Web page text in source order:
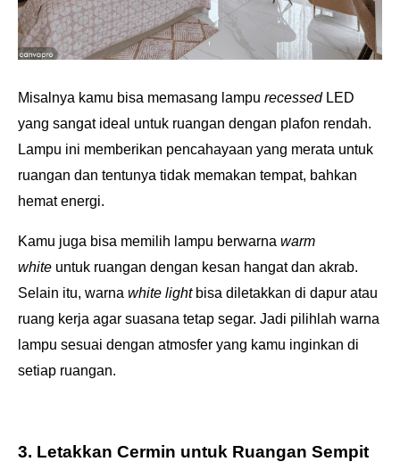
Misalnya kamu bisa memasang lampu recessedLED
yang sangat ideal untuk ruangan dengan plafon rendah.
Lampu ini memberikan pencahayaan yang merata untuk
ruangan dan tentunya tidak memakan tempat, bahkan
hemat energi.
Kamu juga bisa memilih lampu berwarna warm
white untuk ruangan dengan kesan hangat dan akrab.
Selain itu, warna white light bisa diletakkan di dapur atau
ruang kerja agar suasana tetap segar. Jadi pilihlah warna
lampu sesuai dengan atmosfer yang kamu inginkan di
setiap ruangan.
3. Letakkan Cermin untuk Ruangan Sempit